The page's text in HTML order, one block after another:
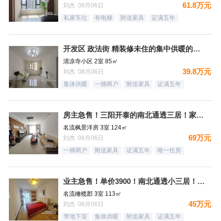
刘杰 08月06日
61.8万元
私家车位 有电梯 附送家具 证满五年
开发区 政法街 精装修未住的集中供暖的两居室
清凉寺小区 2室 85㎡
刘杰 08月06日
39.8万元
集体供暖 一梯两户 附送家具 证满五年
房主急售！三阳开泰的南北通透三居！家具家电全送
名流枫景洋房 3室 124㎡
刘杰 08月06日
69万元
一梯两户 附送家具 证满五年 唯一住房
业主急售！单价3900！南北通透小三居！月供1500，结束租
名流橄榄郡 3室 113㎡
刘杰 08月06日
45万元
带地下室 集体供暖 附送家具 证满五年